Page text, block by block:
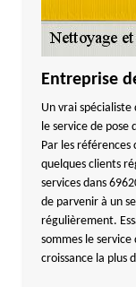
Entreprise
Un vrai
le service de pose
Par les références
quelques clients
services dans
de parvenir à un
régulièrement.
sommes le
croissance la plus